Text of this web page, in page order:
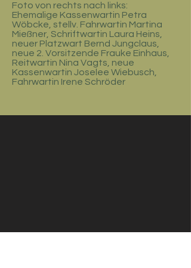
Foto von rechts nach links:
Ehemalige Kassenwartin Petra
Wöbcke, stellv. Fahrwartin Martina
Mießner, Schriftwartin Laura Heins,
neuer Platzwart Bernd Jungclaus,
neue 2. Vorsitzende Frauke Einhaus,
Reitwartin Nina Vagts, neue
Kassenwartin Joselee Wiebusch,
Fahrwartin Irene Schröder